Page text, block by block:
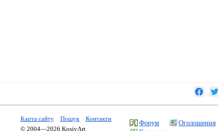
Карта сайту Пошук
Контакти
© 2004—2026 KosivArt
Форум
Оголошення